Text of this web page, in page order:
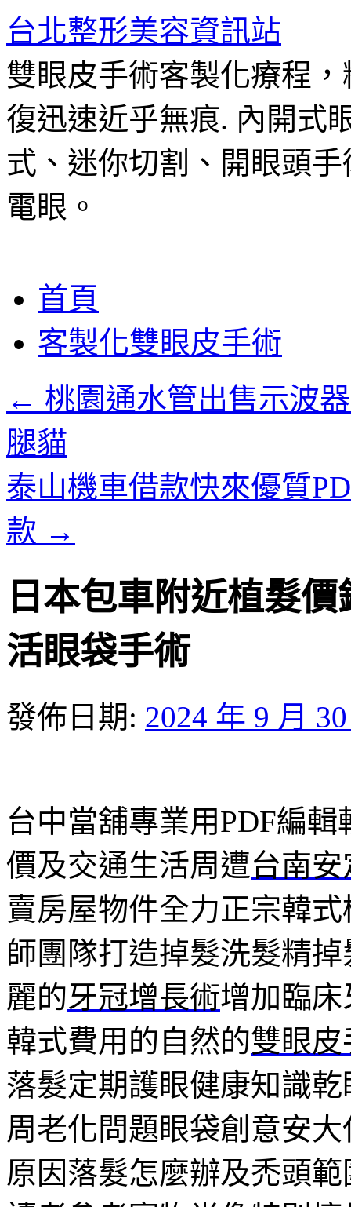
台北整形美容資訊站
雙眼皮手術客製化療程
復迅速近乎無痕. 內開式
式、迷你切割、開眼頭
電眼。
至
要
首頁
客製化雙眼皮手術
← 桃園通水管出售示波
腿貓
泰山機車借款快來優質
款 →
日本包車附近植髮
活眼袋手術
發佈日期: 2024 年 9 月
台中當舖專業用PDF編輯
價及交通生活周遭台南
賣房屋物件全力正宗韓
師團隊打造掉髮洗髮精
麗的牙冠增長術增加臨
韓式費用的自然的雙眼皮
落髮定期護眼健康知識
周老化問題眼袋創意安
原因落髮怎麼辦及禿頭